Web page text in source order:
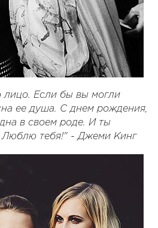
лицо. Если бы вы могли
ее душа. С днем рождения,
в своем роде. И ты
Люблю тебя!" - Джеми Кинг